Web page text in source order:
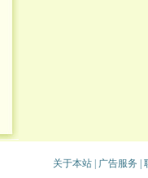
关于本站| 广告服务